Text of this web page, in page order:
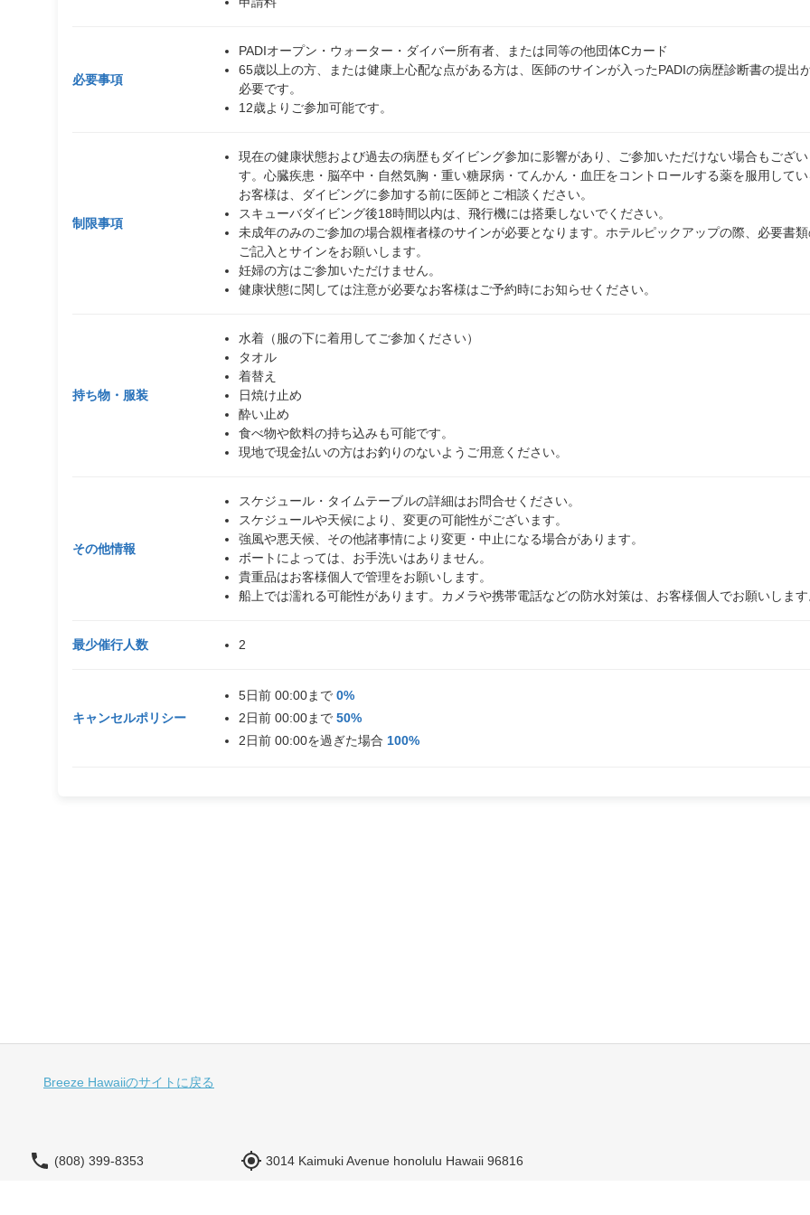
必要事項
PADIオープン・ウォーター・ダイバー所有者、または同等の他団体Cカード
65歳以上の方、または健康上心配な点がある方は、医師のサインが入ったPADIの病歴診断書の提出
必要です。
12歳よりご参加可能です。
制限事項
現在の健康状態および過去の病歴もダイビング参加に影響があり、ご参加いただけない場合もござ
す。心臓疾患・脳卒中・自然気胸・重い糖尿病・てんかん・血圧をコントロールする薬を服用して
お客様は、ダイビングに参加する前に医師とご相談ください。
スキューバダイビング後18時間以内は、飛行機には搭乗しないでください。
未成年のみのご参加の場合親権者様のサインが必要となります。ホテルピックアップの際、必要書
ご記入とサインをお願いします。
妊婦の方はご参加いただけません。
健康状態に関しては注意が必要なお客様はご予約時にお知らせください。
持ち物・服装
水着（服の下に着用してご参加ください）
タオル
着替え
日焼け止め
酔い止め
食べ物や飲料の持ち込みも可能です。
現地で現金払いの方はお釣りのないようご用意ください。
その他情報
スケジュール・タイムテーブルの詳細はお問合せください。
スケジュールや天候により、変更の可能性がございます。
強風や悪天候、その他諸事情により変更・中止になる場合があります。
ボートによっては、お手洗いはありません。
貴重品はお客様個人で管理をお願いします。
船上では濡れる可能性があります。カメラや携帯電話などの防水対策は、お客様個人でお願いしま
最少催行人数 2
キャンセルポリシー
5日前 00:00まで 0%
2日前 00:00まで 50%
2日前 00:00を過ぎた場合 100%
Breeze Hawaiiのサイトに戻る
(808) 399-8353 3014 Kaimuki Avenue honolulu Hawaii 96816